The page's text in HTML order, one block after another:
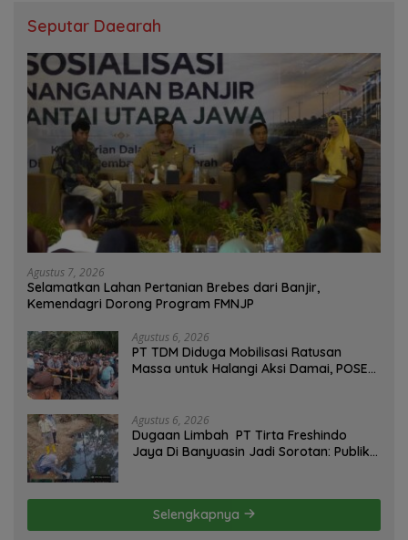
Seputar Daearah
Agustus 7, 2026
Selamatkan Lahan Pertanian Brebes dari Banjir,
Kemendagri Dorong Program FMNJP
Agustus 6, 2026
PT TDM Diduga Mobilisasi Ratusan
Massa untuk Halangi Aksi Damai, POSE
Agustus 6, 2026
Dugaan Limbah PT Tirta Freshindo
Jaya Di Banyuasin Jadi Sorotan: Publik
Selengkapnya